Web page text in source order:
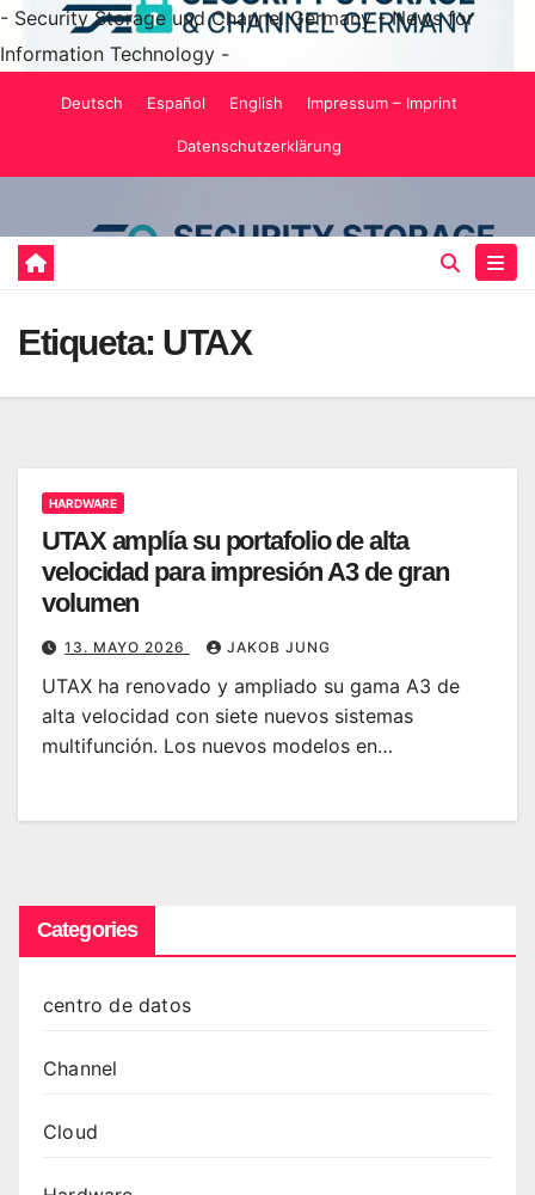
- Security Storage und Channel Germany - News for
Information Technology -
Deutsch Español English Impressum – Imprint
Datenschutzerklärung
Etiqueta: UTAX
HARDWARE
UTAX amplía su portafolio de alta
velocidad para impresión A3 de gran
volumen
13. MAYO 2026 JAKOB JUNG
UTAX ha renovado y ampliado su gama A3 de
alta velocidad con siete nuevos sistemas
multifunción. Los nuevos modelos en…
Categories
centro de datos
Channel
Cloud